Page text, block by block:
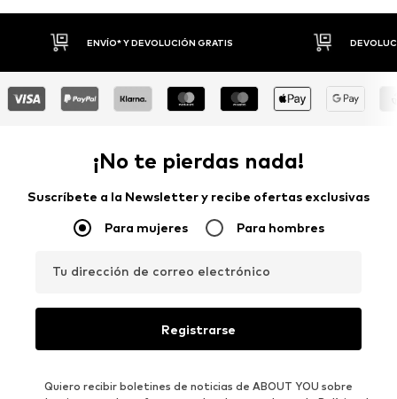
DEVOLUCIONES HASTA 30 DÍAS
¡No te pierdas nada!
Suscríbete a la Newsletter y recibe ofertas exclusivas
Para mujeres Para hombres
Tu dirección de correo electrónico
Registrarse
Quiero recibir boletines de noticias de ABOUT YOU sobre